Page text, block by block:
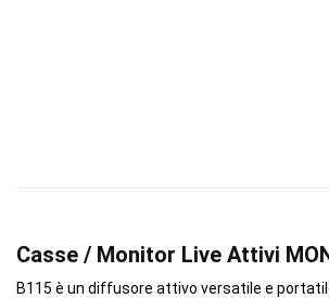
Casse / Monitor Live Attivi
B115 è un diffusore attivo versatile e